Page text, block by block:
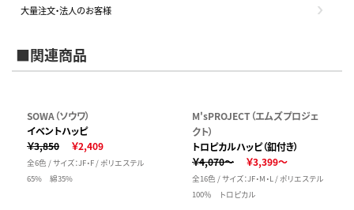
大量注文・法人のお客様
■関連商品
SOWA（ソウワ）
イベントハッピ
￥3,850
￥2,409
全6色 / サイズ：JF・F / ポリエステル
65% 綿35%
M'sPROJECT（エムズプロジェ
クト）
トロピカルハッピ（釦付き）
￥4,070～
￥3,399～
全16色 / サイズ：JF・M・L / ポリエステル
100％ トロピカル